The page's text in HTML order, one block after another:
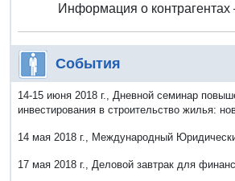
Информация о контрагентах
События
14-15 июня 2018 г., Дневной семинар
инвестирования в строительство жилья:
14 мая 2018 г., Международный
17 мая 2018 г., Деловой завтрак для